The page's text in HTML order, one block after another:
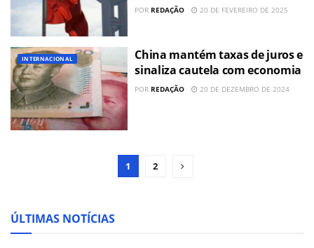
POR REDAÇÃO 20 DE FEVEREIRO DE 2025
INTERNACIONAL
China mantém taxas de juros e
sinaliza cautela com economia
POR REDAÇÃO 20 DE DEZEMBRO DE 2024
1 2
ÚLTIMAS NOTÍCIAS